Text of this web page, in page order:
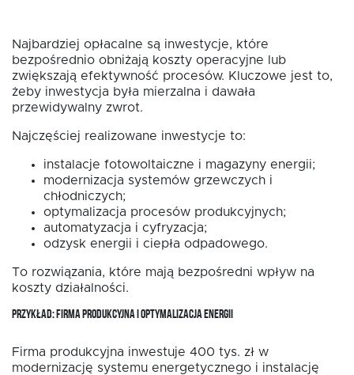
Najbardziej opłacalne są inwestycje, które
bezpośrednio obniżają koszty operacyjne lub
zwiększają efektywność procesów. Kluczowe jest to,
żeby inwestycja była mierzalna i dawała
przewidywalny zwrot.
Najczęściej realizowane inwestycje to:
instalacje fotowoltaiczne i magazyny energii;
modernizacja systemów grzewczych i
chłodniczych;
optymalizacja procesów produkcyjnych;
automatyzacja i cyfryzacja;
odzysk energii i ciepła odpadowego.
To rozwiązania, które mają bezpośredni wpływ na
koszty działalności.
PRZYKŁAD: FIRMA PRODUKCYJNA I OPTYMALIZACJA ENERGII
Firma produkcyjna inwestuje 400 tys. zł w
modernizację systemu energetycznego i instalację